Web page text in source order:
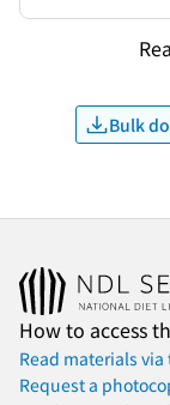
Bulk
How to access
Read materials
Request a